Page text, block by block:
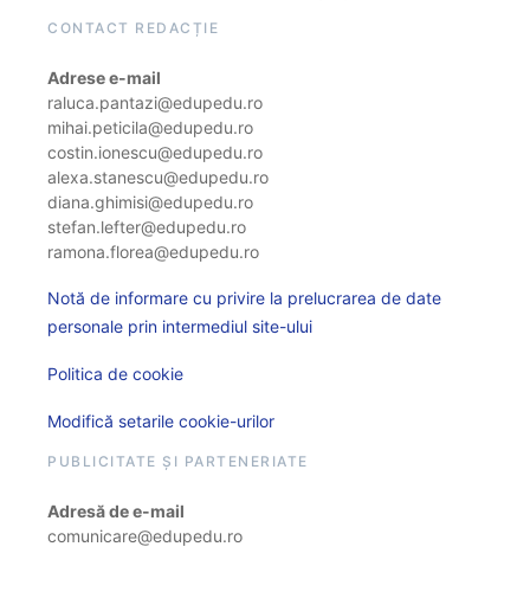
CONTACT REDACȚIE
Adrese e-mail
raluca.pantazi@edupedu.ro
mihai.peticila@edupedu.ro
costin.ionescu@edupedu.ro
alexa.stanescu@edupedu.ro
diana.ghimisi@edupedu.ro
stefan.lefter@edupedu.ro
ramona.florea@edupedu.ro
Notă de informare cu privire la prelucrarea de date
personale prin intermediul site-ului
Politica de cookie
Modifică setarile cookie-urilor
PUBLICITATE ȘI PARTENERIATE
Adresă de e-mail
comunicare@edupedu.ro